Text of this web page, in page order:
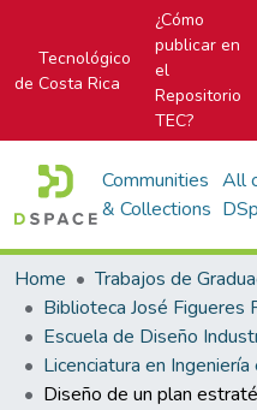
Tecnológico
de Costa Rica
¿Cómo
publicar en
el
Repositorio
TEC?
Communities
& Collections
All
Home
Trabajos de
Escuela de Diseño